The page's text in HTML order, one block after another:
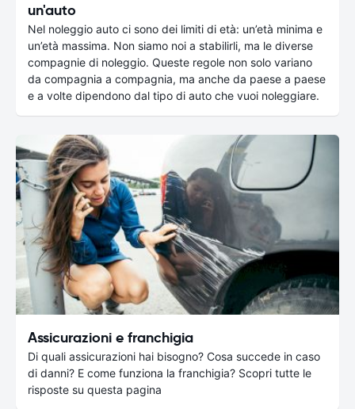
un'auto
Nel noleggio auto ci sono dei limiti di età: un’età minima e
un’età massima. Non siamo noi a stabilirli, ma le diverse
compagnie di noleggio. Queste regole non solo variano
da compagnia a compagnia, ma anche da paese a paese
e a volte dipendono dal tipo di auto che vuoi noleggiare.
Assicurazioni e franchigia
Di quali assicurazioni hai bisogno? Cosa succede in caso
di danni? E come funziona la franchigia? Scopri tutte le
risposte su questa pagina